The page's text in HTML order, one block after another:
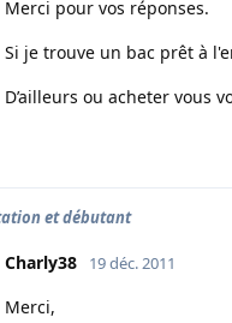
Merci pour vos réponses.
Si je trouve un bac prêt à
D’ailleurs ou acheter vous
et débutant
Charly38 19 déc. 2011
Merci,